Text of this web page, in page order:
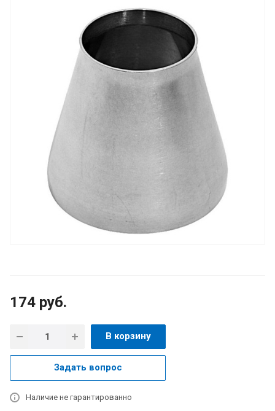
174 руб.
В корзину
Задать вопрос
Наличие не гарантированно